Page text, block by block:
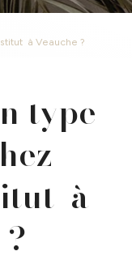
à Veauche ?
type
à